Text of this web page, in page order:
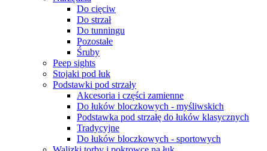
Do cięciw
Do strzał
Do tunningu
Pozostałe
Śruby
Peep sights
Stojaki pod łuk
Podstawki pod strzały
Akcesoria i części zamienne
Do łuków bloczkowych - myśliwskich
Podstawka pod strzałę do łuków klasycznych
Tradycyjne
Do łuków bloczkowych - sportowych